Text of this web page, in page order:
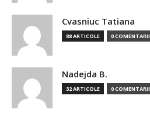
Cvasniuc Tatiana
88 ARTICOLE 0 COMENTARII
Nadejda B.
32 ARTICOLE 0 COMENTARII